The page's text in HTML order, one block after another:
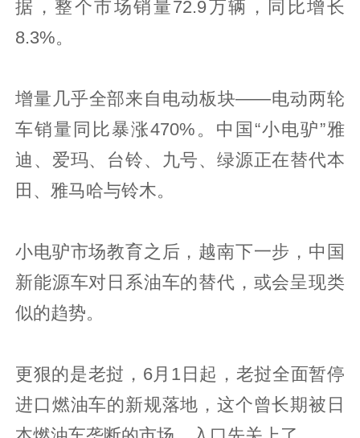
据，整个市场销量72.9万辆，同比增长
8.3%。
增量几乎全部来自电动板块——电动两轮
车销量同比暴涨470%。中国“小电驴”雅
迪、爱玛、台铃、九号、绿源正在替代本
田、雅马哈与铃木。
小电驴市场教育之后，越南下一步，中国
新能源车对日系油车的替代，或会呈现类
似的趋势。
更狠的是老挝，6月1日起，老挝全面暂停
进口燃油车的新规落地，这个曾长期被日